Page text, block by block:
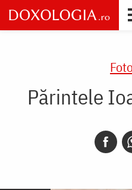
Skip
to
main
Părintele